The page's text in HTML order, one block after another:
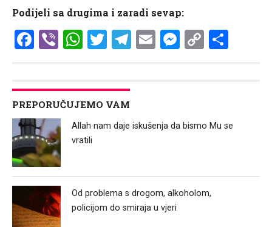
Podijeli sa drugima i zaradi sevap:
Facebook
ViberWhatsApp
Twitter
Telegram
Email Copy
PREPORUČUJEMO VAM
Allah nam daje iskušenja da bismo Mu se
vratili
Od problema s drogom, alkoholom,
policijom do smiraja u vjeri